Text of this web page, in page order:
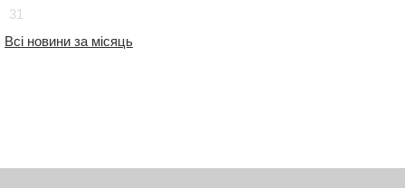
31
Всі новини за місяць